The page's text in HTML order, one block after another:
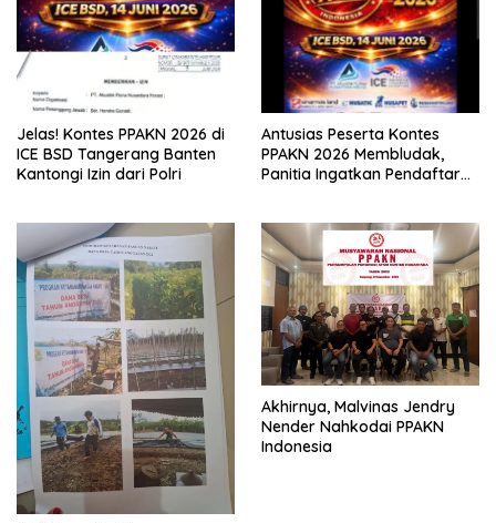
Jelas! Kontes PPAKN 2026 di
ICE BSD Tangerang Banten
Kantongi Izin dari Polri
Antusias Peserta Kontes
PPAKN 2026 Membludak,
Panitia Ingatkan Pendaftaran
Akhirnya, Malvinas Jendry
Nender Nahkodai PPAKN
Indonesia